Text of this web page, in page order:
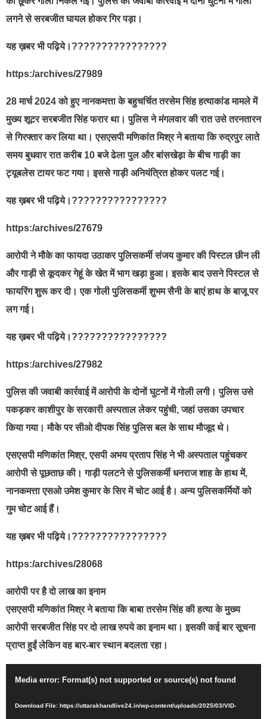
लगने से सरबजीत घायल होकर गिर पड़ा।
यह ख़बर भी पढ़िये।????????????????
https:/archives/27989
28 मार्च 2024 को हुए नानकमत्ता के बहुचर्चित तरसेम सिंह हत्याकांड मामले में
मुख्य शूटर सरबजीत सिंह फरार था। पुलिस ने मंगलवार की रात उसे तरनतारन
से गिरफ्तार कर लिया था। एसएसपी मणिकांत मिश्र ने बताया कि रुद्रपुर लाते
समय बुधवार रात करीब 10 बजे ढेला पुल और बांसखेड़ा के बीच गाड़ी का
ट्यूबलेस टायर फट गया। इससे गाड़ी अनियंत्रित होकर पलट गई।
यह ख़बर भी पढ़िये।????????????????
https:/archives/27679
आरोपी ने मौके का फायदा उठाकर पुलिसकर्मी संजय कुमार की पिस्टल छीन ली
और गाड़ी से कूदकर गेहूं के खेत में भाग खड़ा हुआ। इसके बाद उसने पिस्टल से
फायरिंग शुरू कर दी। एक गोली पुलिसकर्मी शुभम सैनी के बाएं हाथ के बाजू पर
लग गई।
यह ख़बर भी पढ़िये।????????????????
https:/archives/27982
पुलिस की जवाबी कार्रवाई में आरोपी के दोनों घुटनों में गोली लगी। पुलिस उसे
पकड़कर काशीपुर के सरकारी अस्पताल लेकर पहुंची, जहां उसका उपचार
किया गया। मौके पर सीओ दीपक सिंह पुलिस बल के साथ मौजूद थे।
एसएसपी मणिकांत मिश्र, एसपी अभय प्रताप सिंह ने भी अस्पताल पहुंचकर
आरोपी से पूछताछ की। गाड़ी पलटने से पुलिसकर्मी धनराज शाह के हाथ में,
नानकमत्ता एसओ उमेश कुमार के सिर में चोट आई है। अन्य पुलिसकर्मियों को
गुम चोट आई हैं।
यह ख़बर भी पढ़िये।????????????????
https:/archives/28068
आरोपी पर है दो लाख का इनाम
एसएसपी मणिकांत मिश्र ने बताया कि बाबा तरसेम सिंह की हत्या के मुख्य
आरोपी सरबजीत सिंह पर दो लाख रुपये का इनाम था। इसकी कई बार सूचना
प्राप्त हुईं लेकिन वह बार-बार स्थान बदलता रहा।
Media error: Format(s) not supported or source(s) not found
Download File: https://uttarakhandlive24.in/wp-content/uploads/2025/03/VID-